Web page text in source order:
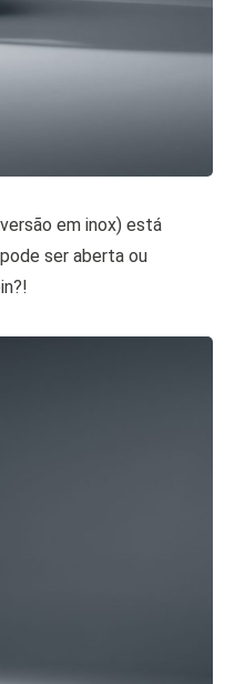
em inox) está
ser aberta ou